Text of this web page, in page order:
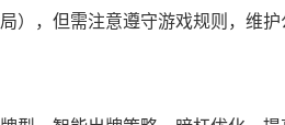
），但需注意遵守游戏规则，维护